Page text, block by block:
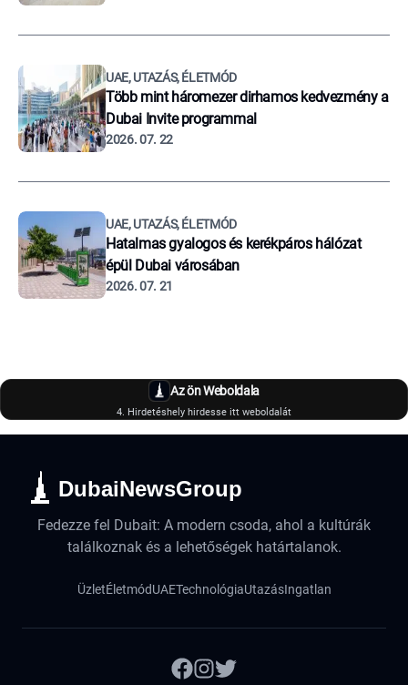
UAE, UTAZÁS, ÉLETMÓD
Több mint háromezer dirhamos kedvezmény a
Dubai Invite programmal
2026. 07. 22
UAE, UTAZÁS, ÉLETMÓD
Hatalmas gyalogos és kerékpáros hálózat
épül Dubai városában
2026. 07. 21
Az ön Weboldala
4. Hirdetéshely hirdesse itt weboldalát
DubaiNewsGroup
Fedezze fel Dubait: A modern csoda, ahol a kultúrák
találkoznak és a lehetőségek határtalanok.
ÜzletÉletmódUAETechnológiaUtazásIngatlan